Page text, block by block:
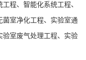
程、智能化系统工程、
室净化工程、实验室通
室废气处理工程、实验